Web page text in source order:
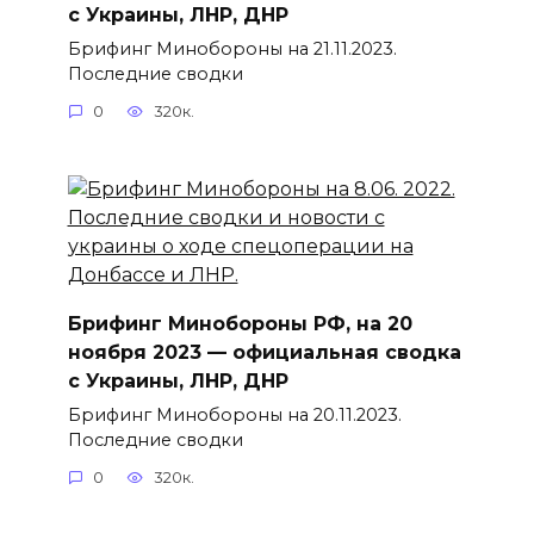
с Украины, ЛНР, ДНР
Брифинг Минобороны на 21.11.2023.
Последние сводки
0 320к.
Брифинг Минобороны РФ, на 20
ноября 2023 — официальная сводка
с Украины, ЛНР, ДНР
Брифинг Минобороны на 20.11.2023.
Последние сводки
0 320к.